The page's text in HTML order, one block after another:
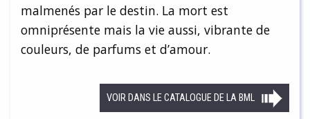
malmenés par le destin. La mort est
omniprésente mais la vie aussi, vibrante de
couleurs, de parfums et d’amour.
VOIR DANS LE CATALOGUE DE LA BML